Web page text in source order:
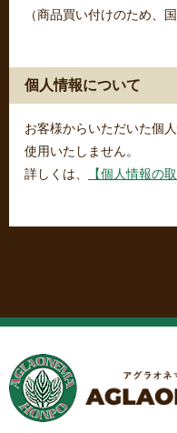
（商品買い付けのため、
個人情報について
お客様からいただいた個
使用いたしません。
詳しくは、
【個人情報の